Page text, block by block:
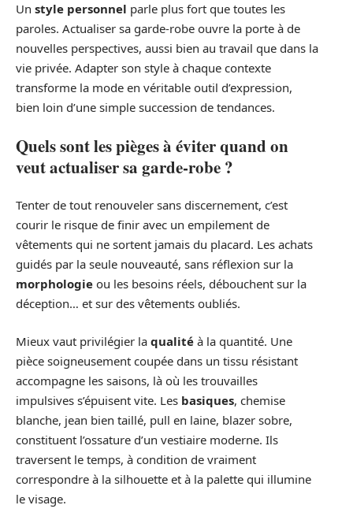
Un style personnel parle plus fort que toutes les
paroles. Actualiser sa garde-robe ouvre la porte à de
nouvelles perspectives, aussi bien au travail que dans la
vie privée. Adapter son style à chaque contexte
transforme la mode en véritable outil d’expression,
bien loin d’une simple succession de tendances.
Quels sont les pièges à éviter quand on
veut actualiser sa garde-robe ?
Tenter de tout renouveler sans discernement, c’est
courir le risque de finir avec un empilement de
vêtements qui ne sortent jamais du placard. Les achats
guidés par la seule nouveauté, sans réflexion sur la
morphologie ou les besoins réels, débouchent sur la
déception… et sur des vêtements oubliés.
Mieux vaut privilégier la qualité à la quantité. Une
pièce soigneusement coupée dans un tissu résistant
accompagne les saisons, là où les trouvailles
impulsives s’épuisent vite. Les basiques, chemise
blanche, jean bien taillé, pull en laine, blazer sobre,
constituent l’ossature d’un vestiaire moderne. Ils
traversent le temps, à condition de vraiment
correspondre à la silhouette et à la palette qui illumine
le visage.